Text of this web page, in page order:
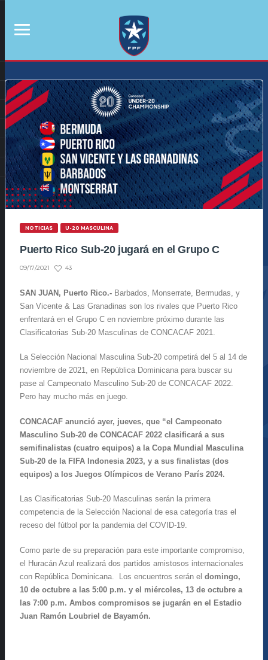
NOTICIAS U-20 MASCULINA
Puerto Rico Sub-20 jugará en el Grupo C
09/17/2021 43
SAN JUAN, Puerto Rico.- Barbados, Monserrate, Bermudas, y
San Vicente & Las Granadinas son los rivales que Puerto Rico
enfrentará en el Grupo C en noviembre próximo durante las
Clasificatorias Sub-20 Masculinas de CONCACAF 2021.
La Selección Nacional Masculina Sub-20 competirá del 5 al 14 de
noviembre de 2021, en República Dominicana para buscar su
pase al Campeonato Masculino Sub-20 de CONCACAF 2022.
Pero hay mucho más en juego.
CONCACAF anunció ayer, jueves, que “el Campeonato
Masculino Sub-20 de CONCACAF 2022 clasificará a sus
semifinalistas (cuatro equipos) a la Copa Mundial Masculina
Sub-20 de la FIFA Indonesia 2023, y a sus finalistas (dos
equipos) a los Juegos Olímpicos de Verano París 2024.
Las Clasificatorias Sub-20 Masculinas serán la primera
competencia de la Selección Nacional de esa categoría tras el
receso del fútbol por la pandemia del COVID-19.
Como parte de su preparación para este importante compromiso,
el Huracán Azul realizará dos partidos amistosos internacionales
con República Dominicana. Los encuentros serán el domingo,
10 de octubre a las 5:00 p.m. y el miércoles, 13 de octubre a
las 7:00 p.m. Ambos compromisos se jugarán en el Estadio
Juan Ramón Loubriel de Bayamón.